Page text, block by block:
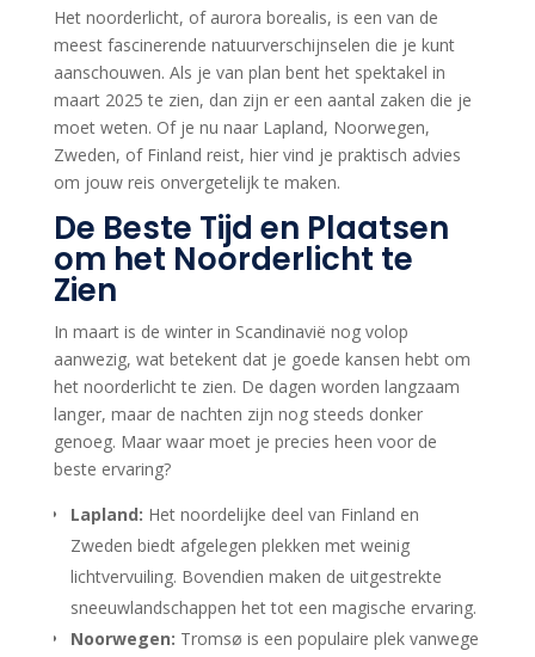
Het noorderlicht, of aurora borealis, is een van de
meest fascinerende natuurverschijnselen die je kunt
aanschouwen. Als je van plan bent het spektakel in
maart 2025 te zien, dan zijn er een aantal zaken die je
moet weten. Of je nu naar Lapland, Noorwegen,
Zweden, of Finland reist, hier vind je praktisch advies
om jouw reis onvergetelijk te maken.
De Beste Tijd en Plaatsen
om het Noorderlicht te
Zien
In maart is de winter in Scandinavië nog volop
aanwezig, wat betekent dat je goede kansen hebt om
het noorderlicht te zien. De dagen worden langzaam
langer, maar de nachten zijn nog steeds donker
genoeg. Maar waar moet je precies heen voor de
beste ervaring?
Lapland: Het noordelijke deel van Finland en
Zweden biedt afgelegen plekken met weinig
lichtvervuiling. Bovendien maken de uitgestrekte
sneeuwlandschappen het tot een magische ervaring.
Noorwegen: Tromsø is een populaire plek vanwege